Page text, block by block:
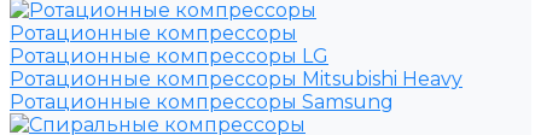
Ротационные компрессоры
Ротационные компрессоры LG
Ротационные компрессоры Mitsubishi Heavy
Ротационные компрессоры Samsung